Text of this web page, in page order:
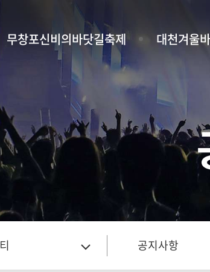
무창포신비의바닷길축제 대천겨울
공지사항